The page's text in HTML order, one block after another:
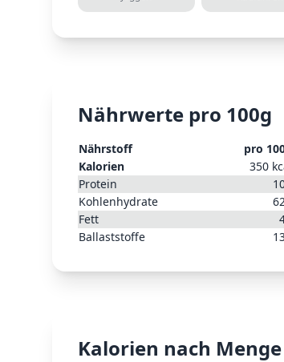
Nährwerte pro 100g
Nährstoff pro
Kalorien
350
Protein
Kohlenhydrate
Fett
Ballaststoffe
Kalorien nach Menge